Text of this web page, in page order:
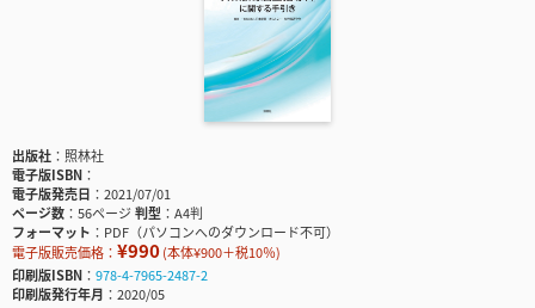
出版社
照林社
電子版ISBN
電子版発売日
2021/07/01
ページ数
56ページ判型
A4判
フォーマット
PDF（パソコンへのダウンロード不可）
電子版販売価格： ¥990(本体¥900＋税10％)
印刷版ISBN
978-4-7965-2487-2
印刷版発行年月
2020/05